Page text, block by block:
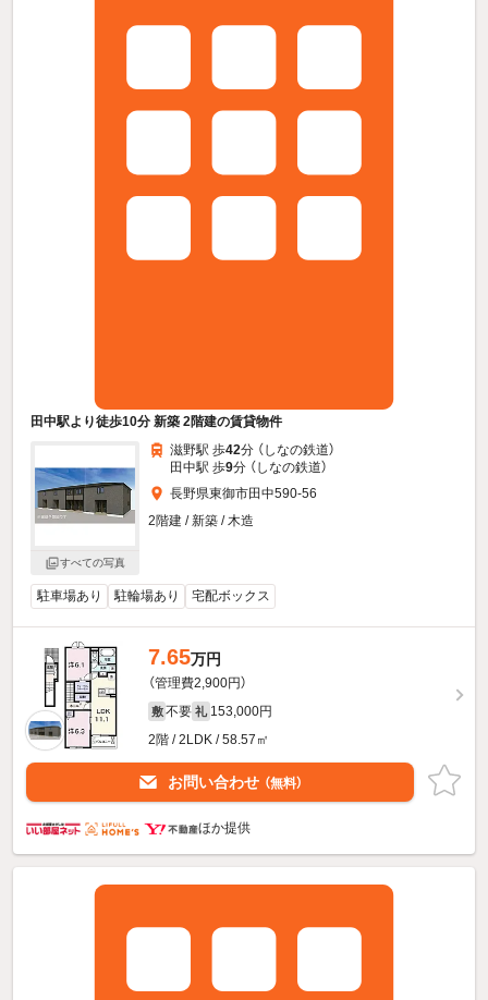
田中駅より徒歩10分 新築 2階建の賃貸物件
すべての写真
滋野駅 歩42分 （しなの鉄道）
田中駅 歩9分 （しなの鉄道）
長野県東御市田中590-56
2階建 / 新築 / 木造
駐車場あり 駐輪場あり 宅配ボックス
7.65万円
（管理費2,900円）
敷 不要 礼 153,000円
2階 / 2LDK / 58.57㎡
お問い合わせ （無料）
ほか提供